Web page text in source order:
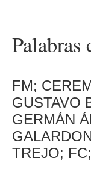
Palabras
FM;
GUSTAVO
GERMÁN
TREJO;